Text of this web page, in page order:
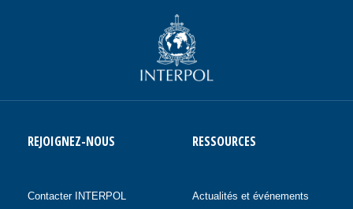
REJOIGNEZ-NOUS
Contacter INTERPOL
RESSOURCES
Actualités et événements